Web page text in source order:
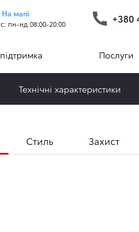
На мапі
пн-нд 08:00-20:00 +380
Послуги
Технічні характеристики
Усі Екстер'єр
Стиль Захист